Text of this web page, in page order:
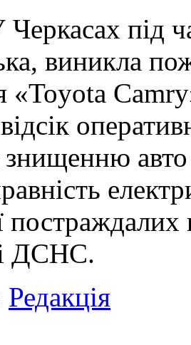
Черкасах під
виникла
«Toyota
знищенню
ДСНС.
Редакція